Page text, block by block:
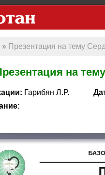
Презентация на тему
на
Гарибян Л.Р.